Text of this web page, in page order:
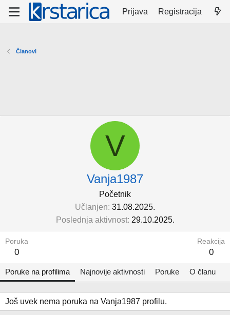
Prijava Registracija
Članovi
V
Vanja1987
Početnik
Učlanjen 31.08.2025.
Poslednja aktivnost 29.10.2025.
Poruka
0
Reakcija
0
Poruke na profilima Najnovije aktivnosti Poruke O članu
Još uvek nema poruka na Vanja1987 profilu.